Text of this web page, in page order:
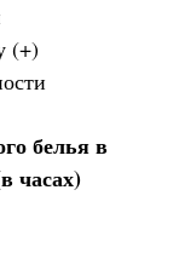
(+)
белья в
часах)